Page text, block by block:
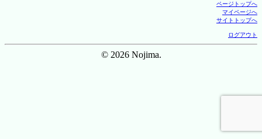
ページトップへ
マイページへ
サイトトップへ
ログアウト
© 2026 Nojima.